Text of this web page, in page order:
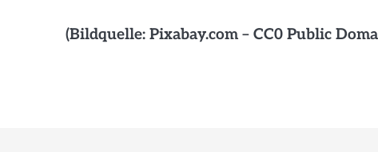
(Bildquelle: Pixabay.com – CC0 Public